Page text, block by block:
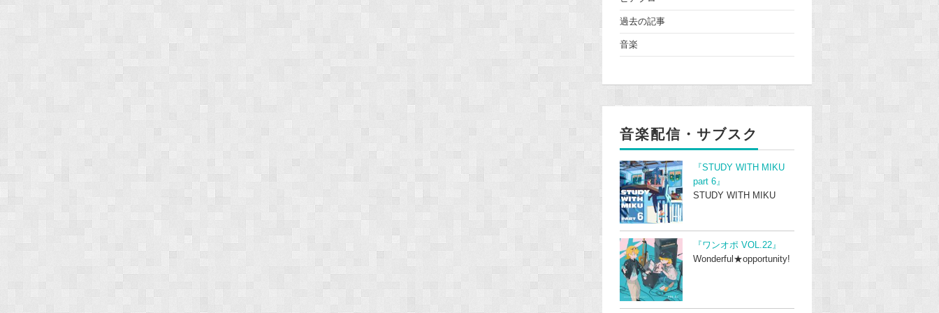
過去の記事
音楽
音楽配信・サブスク
『STUDY WITH MIKU
part 6』
STUDY WITH MIKU
『ワンオポ VOL.22』
Wonderful★opportunity!